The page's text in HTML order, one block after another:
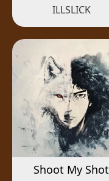
ILLSLICK
Shoot My Shot